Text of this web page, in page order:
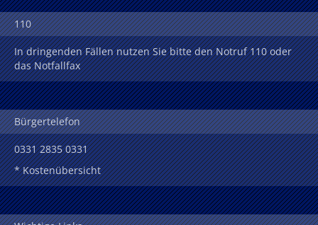
110
In dringenden Fällen nutzen Sie bitte den Notruf 110 oder
das Notfallfax
Bürgertelefon
0331 2835 0331
* Kostenübersicht